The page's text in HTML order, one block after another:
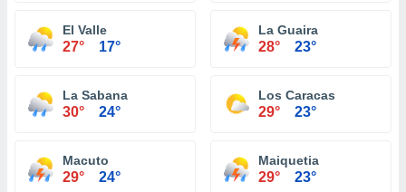
El Valle
27° 17°
La Guaira
28° 23°
La Sabana
30° 24°
Los Caracas
29° 23°
Macuto
29° 24°
Maiquetia
29° 23°